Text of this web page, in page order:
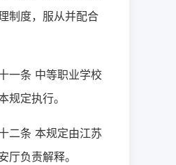
制度，服从并配合
条 中等职业学校
规定执行。
条 本规定由江苏
厅负责解释。